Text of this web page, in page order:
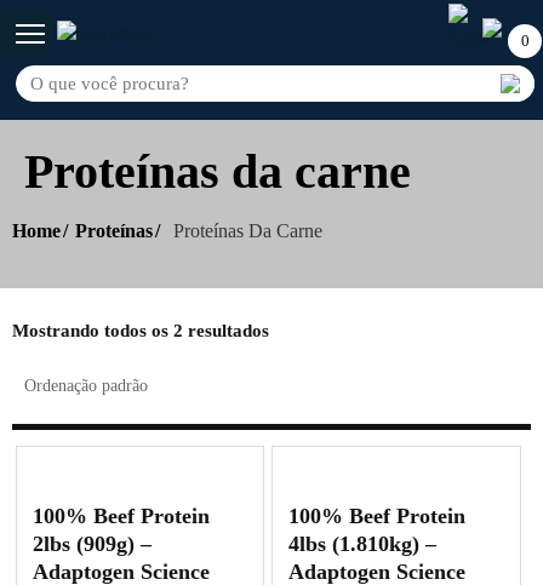
0
Proteínas da carne
Home Proteínas Proteínas Da Carne
Mostrando todos os 2 resultados
100% Beef Protein
2lbs (909g) –
Adaptogen Science
100% Beef Protein
4lbs (1.810kg) –
Adaptogen Science